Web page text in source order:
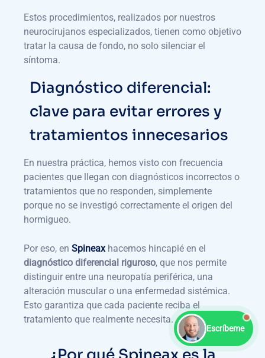
Estos procedimientos, realizados por nuestros
neurocirujanos especializados, tienen como objetivo
tratar la causa de fondo, no solo silenciar el
síntoma.
Diagnóstico diferencial:
clave para evitar errores y
tratamientos innecesarios
En nuestra práctica, hemos visto con frecuencia
pacientes que llegan con diagnósticos incorrectos o
tratamientos que no responden, simplemente
porque no se investigó correctamente el origen del
hormigueo.
Por eso, en Spineax hacemos hincapié en el
diagnóstico diferencial riguroso, que nos permite
distinguir entre una neuropatía periférica, una
alteración muscular o una enfermedad sistémica.
Esto garantiza que cada paciente reciba el
tratamiento que realmente necesita.
Escríbeme